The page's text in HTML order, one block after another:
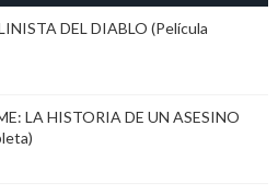
DEL DIABLO (Película
LA HISTORIA DE UN ASESINO